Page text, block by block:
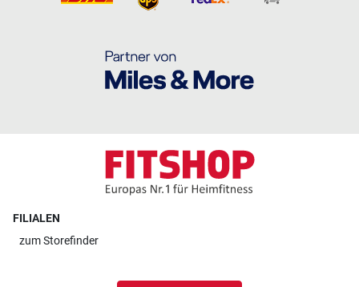
FILIALEN
zumStorefinder